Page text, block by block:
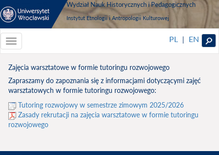
Wydział Nauk Historycznych i Pedagogicznych
Instytut Etnologii i Antropologii Kulturowej
Toggle
navigationToggle
PL | EN
Zajęcia warsztatowe w formie tutoringu rozwojowego
Zapraszamy do zapoznania się z informacjami dotyczącymi zajęć
warsztatowych w formie tutoringu rozwojowego:
Tutoring rozwojowy w semestrze zimowym 2025/2026
Zasady rekrutacji na zajęcia warsztatowe w formie tutoringu
rozwojowego